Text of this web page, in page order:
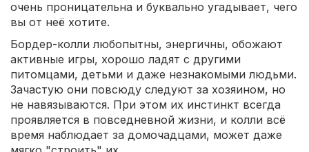
очень проницательна и буквально угадывает, чего
вы от неё хотите.
Бордер-колли любопытны, энергичны, обожают
активные игры, хорошо ладят с другими
питомцами, детьми и даже незнакомыми людьми.
Зачастую они повсюду следуют за хозяином, но
не навязываются. При этом их инстинкт всегда
проявляется в повседневной жизни, и колли всё
время наблюдает за домочадцами, может даже